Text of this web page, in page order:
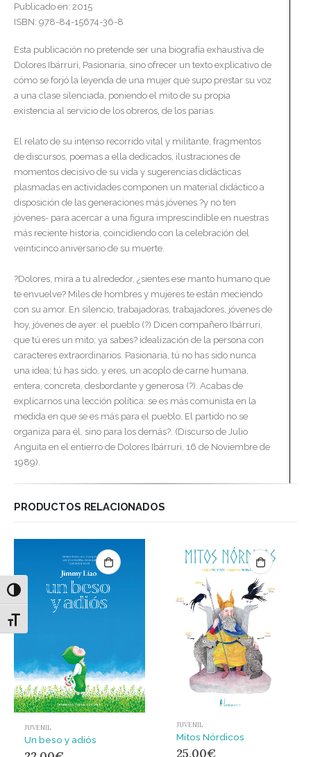
Alternar alto contraste
Alternar tamaño de letra
Publicado en: 2015
ISBN: 978-84-15674-36-8
Esta publicación no pretende ser una biografía exhaustiva de
Dolores Ibárruri, Pasionaria, sino ofrecer un texto explicativo de
cómo se forjó la leyenda de una mujer que supo prestar su voz
a una clase silenciada, poniendo el mito de su propia
existencia al servicio de los obreros, de los parias.
El relato de su intenso recorrido vital y militante, fragmentos
de discursos, poemas a ella dedicados, ilustraciones de
momentos decisivo de su vida y sugerencias didácticas
plasmadas en actividades componen un material didáctico a
disposición de las generaciones más jóvenes ?y no ten
jóvenes- para acercar a una figura imprescindible en nuestras
más reciente historia, coincidiendo con la celebración del
veinticinco aniversario de su muerte.
?Dolores, mira a tu alrededor, ¿sientes ese manto humano que
te envuelve? Miles de hombres y mujeres te están meciendo
con su amor. En silencio, trabajadoras, trabajadores, jóvenes de
hoy, jóvenes de ayer: el pueblo (?) Dicen compañero Ibárruri,
que tú eres un mito; ya sabes? idealización de la persona con
caracteres extraordinarios. Pasionaria, tú no has sido nunca
una idea; tú has sido, y eres, un acoplo de carne humana,
entera, concreta, desbordante y generosa (?). Acabas de
explicarnos una lección política: se es más comunista en la
medida en que se es más para el pueblo. El partido no se
organiza para él, sino para los demás?. (Discurso de Julio
Anguita en el entierro de Dolores Ibárruri, 16 de Noviembre de
1989).
PRODUCTOS RELACIONADOS
JUVENIL
Un beso y adiós
JUVENIL
Mitos Nórdicos
25,00€